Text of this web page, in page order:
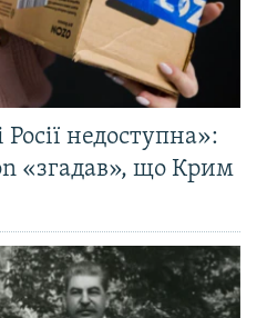
недоступна»:
«згадав», що Крим